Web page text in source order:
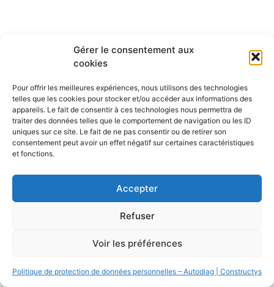
Gérer le consentement aux
cookies
Pour offrir les meilleures expériences, nous utilisons des technologies
telles que les cookies pour stocker et/ou accéder aux informations des
appareils. Le fait de consentir à ces technologies nous permettra de
traiter des données telles que le comportement de navigation ou les ID
uniques sur ce site. Le fait de ne pas consentir ou de retirer son
consentement peut avoir un effet négatif sur certaines caractéristiques
et fonctions.
Accepter
Refuser
Voir les préférences
Politique de protection de données personnelles – Autodiag | Constructys
All rights reserved